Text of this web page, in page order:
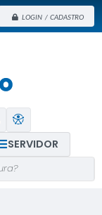
LOGIN / CADASTRO
SERVIDOR